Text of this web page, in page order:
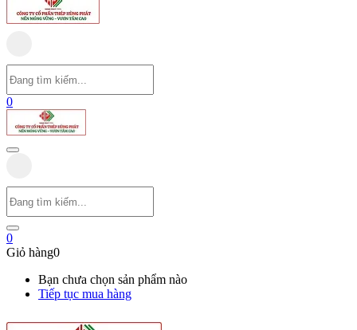
0
0
Giỏ hàng0
Bạn chưa chọn sản phẩm nào
Tiếp tục mua hàng